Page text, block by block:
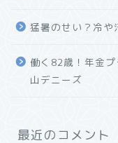
猛暑のせい？冷や
働く82歳！年金
山デニーズ
最近のコメント